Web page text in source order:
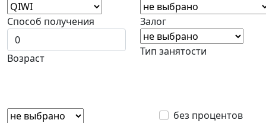
Способ получения Залог
Возраст
Тип занятости
без процентов